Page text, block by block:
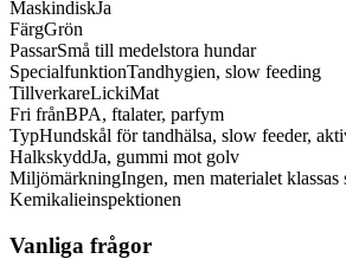
MaskindiskJa
FärgGrön
PassarSmå till medelstora hundar
SpecialfunktionTandhygien, slow feeding
TillverkareLickiMat
Fri frånBPA, ftalater, parfym
TypHundskål för tandhälsa, slow feeder,
HalkskyddJa, gummi mot golv
MiljömärkningIngen, men materialet klassas
Kemikalieinspektionen
Vanliga frågor